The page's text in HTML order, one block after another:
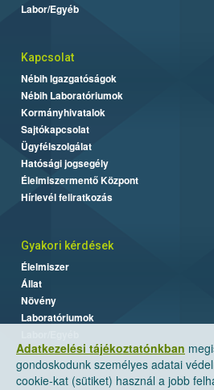
Adatkezelési tájékoztatónkban
gondoskodunk személyes adatai
cookie-kat (sütiket) használ a jobb
Labor/Egyéb
Kapcsolat
Nébih Igazgatóságok
Nébih Laboratóriumok
Kormányhivatalok
Sajtókapcsolat
Ügyfélszolgálat
Hatósági jogsegély
Élelmiszermentő Központ
Hírlevél feliratkozás
Gyakori kérdések
Élelmiszer
Állat
Növény
Laboratóriumok